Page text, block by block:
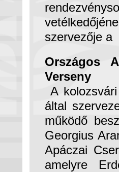
szervezője a
Országos
Verseny
A
által
működő
Georgius
Apáczai
amelyre